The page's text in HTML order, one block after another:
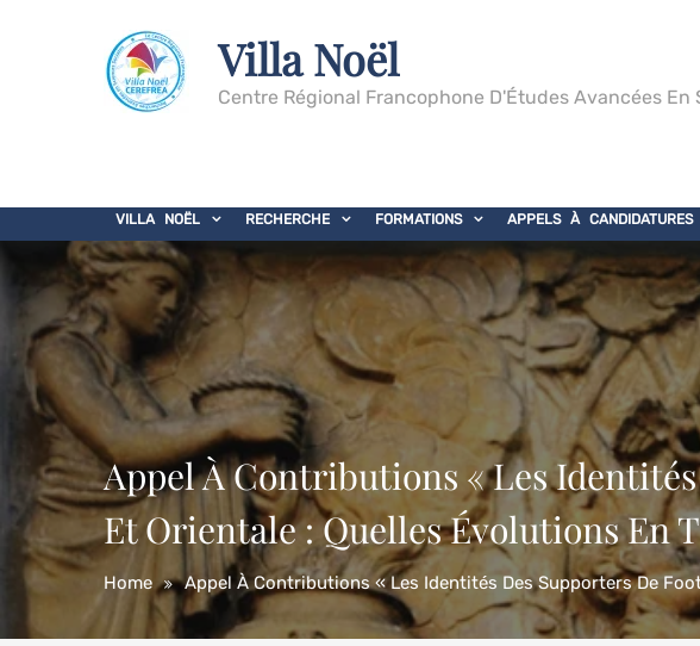
Villa Noël
Centre Régional Francophone D'Études Avancées En
VILLA NOËL RECHERCHE FORMATIONS APPELS À CANDIDATURES
Appel À Contributions « Les
Et Orientale : Quelles Évolutions En
Home Appel À Contributions « Les Identités Des Supporters De